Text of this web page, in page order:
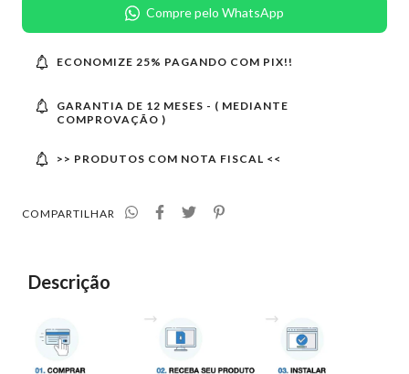
Compre pelo WhatsApp
ECONOMIZE 25% PAGANDO COM PIX!!
GARANTIA DE 12 MESES - ( MEDIANTE
COMPROVAÇÃO )
>> PRODUTOS COM NOTA FISCAL <<
COMPARTILHAR
Descrição